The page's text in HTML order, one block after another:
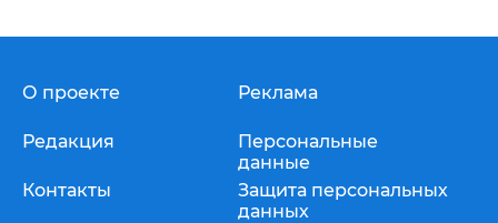
О проекте
Редакция
Контакты
Реклама
Персональные
данные
Защита персональных
данных